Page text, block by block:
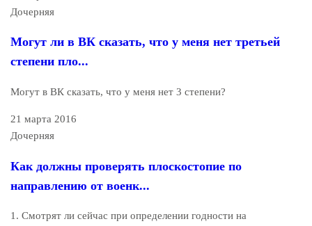
Дочерняя
Могут ли в ВК сказать, что у меня нет третьей
степени пло...
Могут в ВК сказать, что у меня нет 3 степени?
21 марта 2016
Дочерняя
Как должны проверять плоскостопие по
направлению от военк...
1. Смотрят ли сейчас при определении годности на